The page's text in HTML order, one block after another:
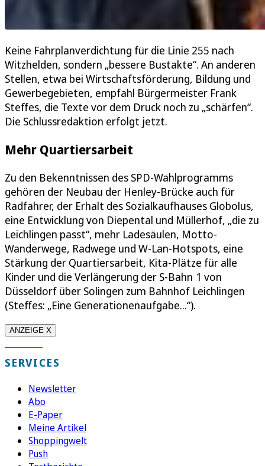
Keine Fahrplanverdichtung für die Linie 255 nach
Witzhelden, sondern „bessere Bustakte“. An anderen
Stellen, etwa bei Wirtschaftsförderung, Bildung und
Gewerbegebieten, empfahl Bürgermeister Frank
Steffes, die Texte vor dem Druck noch zu „schärfen“.
Die Schlussredaktion erfolgt jetzt.
Mehr Quartiersarbeit
Zu den Bekenntnissen des SPD-Wahlprogramms
gehören der Neubau der Henley-Brücke auch für
Radfahrer, der Erhalt des Sozialkaufhauses Globolus,
eine Entwicklung von Diepental und Müllerhof, „die zu
Leichlingen passt“, mehr Ladesäulen, Motto-
Wanderwege, Radwege und W-Lan-Hotspots, eine
Stärkung der Quartiersarbeit, Kita-Plätze für alle
Kinder und die Verlängerung der S-Bahn 1 von
Düsseldorf über Solingen zum Bahnhof Leichlingen
(Steffes: „Eine Generationenaufgabe...“).
ANZEIGE X
SERVICES
Newsletter
Abo
E-Paper
Meine Artikel
Shoppingwelt
Push